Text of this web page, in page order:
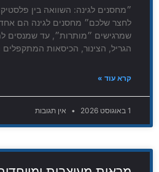
״מחסנים לגינה: השוואה בין
לחצר שלכם״ מחסנים לגינה הם
שמרגישים ״מותרות״, עד שמנסים
הגריל, הצינור, הכיסאות המתקפלים
קרא עוד »
1 באוגוסט 2026 אין תגובות